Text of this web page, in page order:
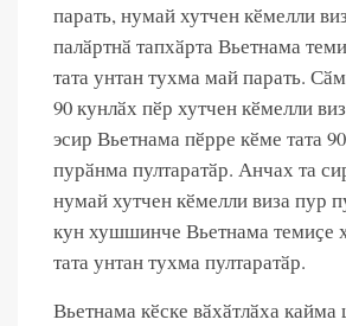
парать, нумай хутчен кӗмелли
палӑртнӑ тапхӑрта Вьетнама
тата унтан тухма май парать.
90 кунлӑх пӗр хутчен кӗмелли
эсир Вьетнама пӗрре кӗме тата
пурӑнма пултаратӑр. Анчах та
нумай хутчен кӗмелли виза пур
кун хушшинче Вьетнама темиҫе
тата унтан тухма пултаратӑр.
Вьетнама кӗске вӑхӑтлӑха кайма